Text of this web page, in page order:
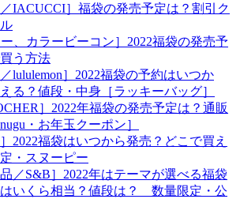
／IACUCCI］福袋の発売予定は？割引ク
ー、カラービーコン］2022福袋の発売予
う方法
lululemon］2022福袋の予約はいつか
る？値段・中身［ラッキーバッグ］
］2022年福袋の発売予定は？通販
・お年玉クーポン］
2022福袋はいつから発売？どこで買え
・スヌーピー
品／S&B］2022年はテーマが選べる福袋
はいくら相当？値段は？ 数量限定・公